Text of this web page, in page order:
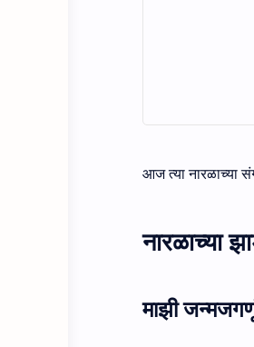
आज त्या नारळाच्या
नारळाच्या
माझी